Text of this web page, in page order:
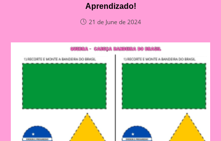
Aprendizado!
21 de June de 2024